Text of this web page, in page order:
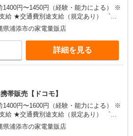
1400円〜1450円（経験・能力による） ※
給 ★交通費別途支給（規定あり） ゜
○。・゜+゜・。○。・゜+゜ 入社祝い金10
を紹介頂くと, インセンテ
回払い・週払い可能（規程
・。○。・゜+゜・。○。・゜+゜
県浦添市の家電量販店
詳細を見る
帯販売【ドコモ】
1400円〜1600円（経験・能力による） ※
給 ★交通費別途支給（規定あり） ゜
○。・゜+゜・。○。・゜+゜ 入社祝い金10
を紹介頂くと, インセンテ
県浦添市の家電量販店